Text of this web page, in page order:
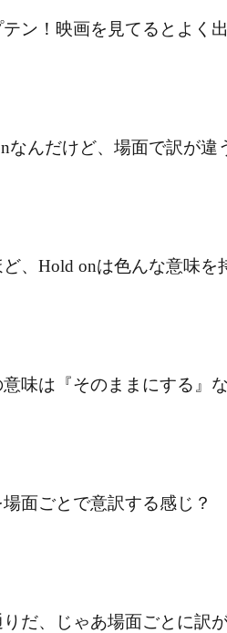
テン！映画を見てるとよく
なんだけど、場面で訳が違
ど、Hold onは色んな意味を
味は『そのままにする』
面ごとで意訳する感じ？
だ、じゃあ場面ごとに訳